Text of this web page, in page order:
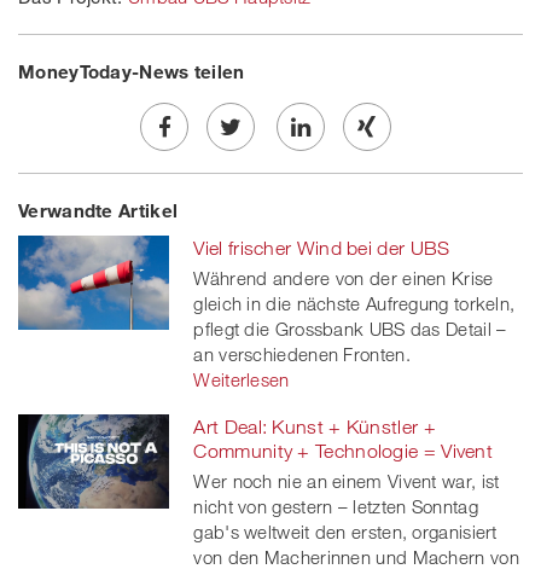
MoneyToday-News teilen
Share
on
Facebook
Twe
on
twitt
er
Share
linkedin
Share
Xing
Verwandte Artikel
Viel frischer Wind bei der UBS
Während andere von der einen Krise
gleich in die nächste Aufregung torkeln,
pflegt die Grossbank UBS das Detail –
an verschiedenen Fronten.
Weiterlesen
Art Deal: Kunst + Künstler +
Community + Technologie = Vivent
Wer noch nie an einem Vivent war, ist
nicht von gestern – letzten Sonntag
gab's weltweit den ersten, organisiert
von den Macherinnen und Machern von